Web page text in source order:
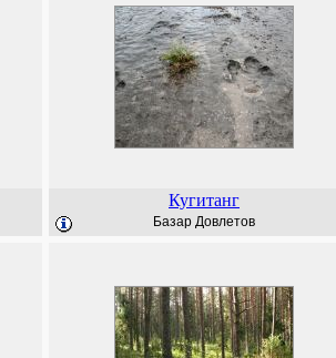
Кугитанг
Базар Довлетов